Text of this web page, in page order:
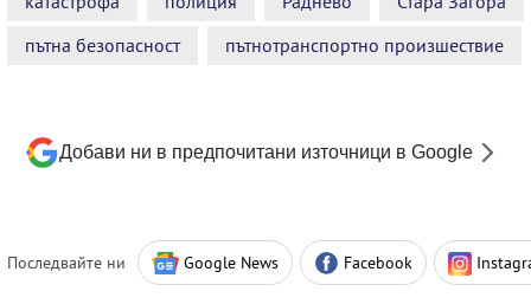
пътна безопасност
пътнотранспортно произшествие
Добави ни в предпочитани източници в Google
Последвайте ни Google News Facebook